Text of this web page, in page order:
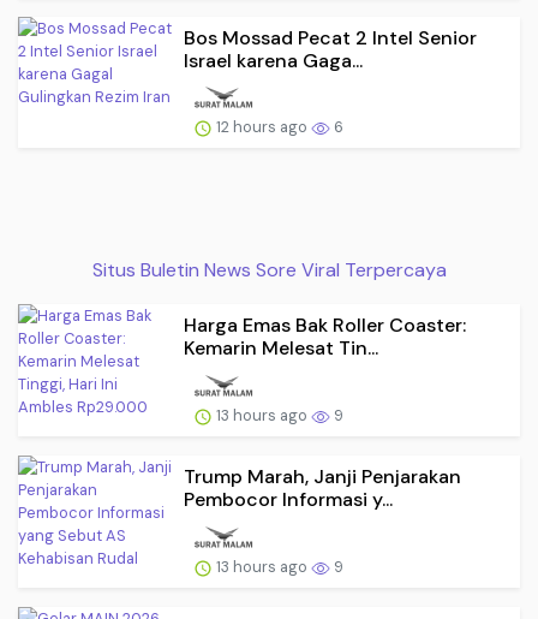
Bos Mossad Pecat 2 Intel Senior
Israel karena Gaga...
12 hours ago 6
Situs Buletin News Sore Viral Terpercaya
Harga Emas Bak Roller Coaster:
Kemarin Melesat Tin...
13 hours ago 9
Trump Marah, Janji Penjarakan
Pembocor Informasi y...
13 hours ago 9